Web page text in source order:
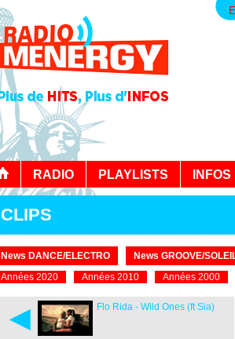
RADIO PLAYLISTS INFOS
CLIPS
News DANCE/ELECTRO News GROOVE/
Années 2020
Années 2010 Années 2000
◄ Flo Rida - Wild Ones (ft Sia)